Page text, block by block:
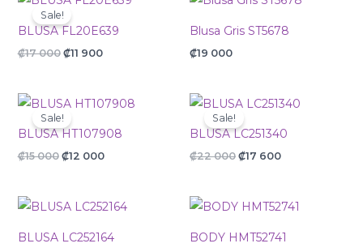
Sale!
BLUSA FL20E639
₡17 000
price
was:
₡17
000.
₡11 900
price
₡11
Blusa Gris ST5678
₡19 000
Sale!
BLUSA HT107908
₡15 000
Original
price
was:
₡15
000.
₡12 000
Current
price
₡12
Sale!
BLUSA LC251340
₡22 000
Original
price
was:
₡22
000.
₡17 600
Current
price
₡17
BLUSA LC252164 BODY HMT52741